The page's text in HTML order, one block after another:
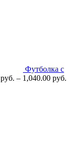
Футболка с
руб. – 1,040.00 руб.